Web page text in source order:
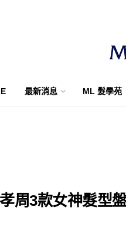
最新消息 ML 髮學苑
周3款女神髮型